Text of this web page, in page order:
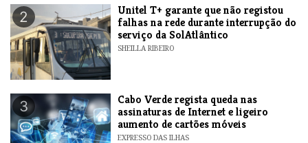
2
Unitel T+ garante que não registou
falhas na rede durante interrupção do
serviço da SolAtlântico
SHEILLA RIBEIRO
3
Cabo Verde regista queda nas
assinaturas de Internet e ligeiro
aumento de cartões móveis
EXPRESSO DAS ILHAS